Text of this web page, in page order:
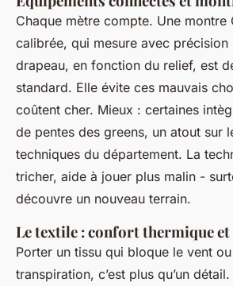
Chaque mètre compte. Une montre
calibrée, qui mesure avec précision
drapeau, en fonction du relief, est
standard. Elle évite ces mauvais
coûtent cher. Mieux : certaines
de pentes des greens, un atout sur
techniques du département. La
tricher, aide à jouer plus malin -
découvre un nouveau terrain.
Le textile : confort thermique
Porter un tissu qui bloque le vent
transpiration, c’est plus qu’un